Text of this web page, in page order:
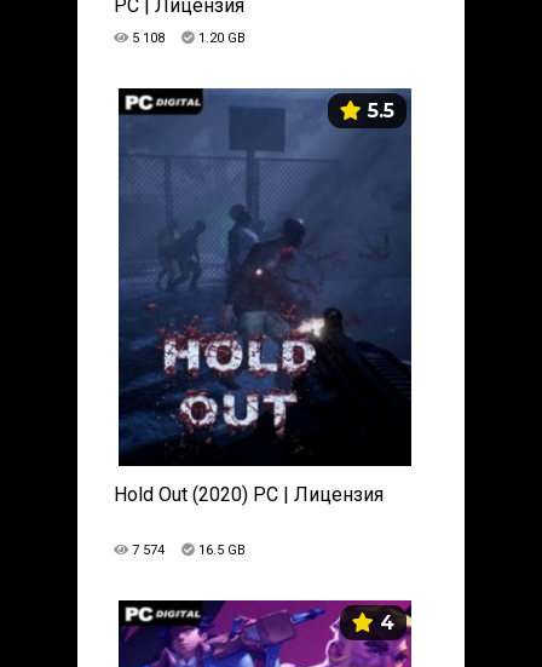
PC | Лицензия
5 108 1.20 GB
5.5
Hold Out (2020) PC | Лицензия
7 574 16.5 GB
4